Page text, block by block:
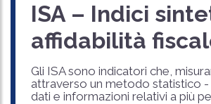
ISA – Indici
affidabilità
Gli ISA sono indicatori che,
attraverso un metodo statistico
dati e informazioni relativi a più